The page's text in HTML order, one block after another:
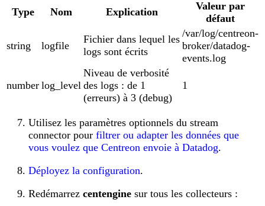
Type Nom Explication
Valeur par
défaut
string logfile
Fichier dans lequel les
logs sont écrits
/var/log/centreon-
broker/datadog-
events.log
number log_level
Niveau de verbosité
des logs : de 1
(erreurs) à 3 (debug)
1
Utilisez les paramètres optionnels du stream
connector pour filtrer ou adapter les données que
vous voulez que Centreon envoie à Datadog.
Déployez la configuration.
Redémarrez centengine sur tous les collecteurs :